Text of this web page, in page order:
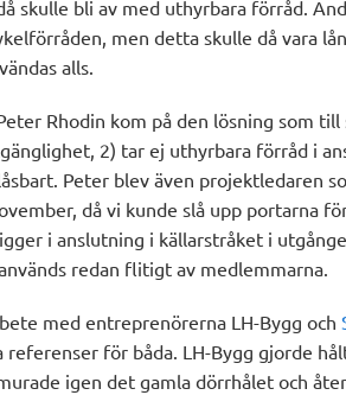
skulle bli av med uthyrbara förråd.
men detta skulle då vara
alls.
Rhodin kom på den lösning som
2) tar ej uthyrbara förråd i
Peter blev även projektledaren
då vi kunde slå upp portarna
i anslutning i källarstråket i
redan flitigt av medlemmarna.
med entreprenörerna LH-Bygg och
referenser för båda. LH-Bygg gjorde
igen det gamla dörrhålet och